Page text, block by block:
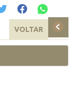
VOLTAR